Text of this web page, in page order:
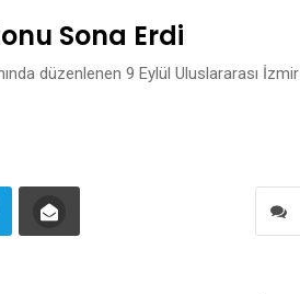
Sona Erdi
düzenlenen 9 Eylül Uluslararası İzmir